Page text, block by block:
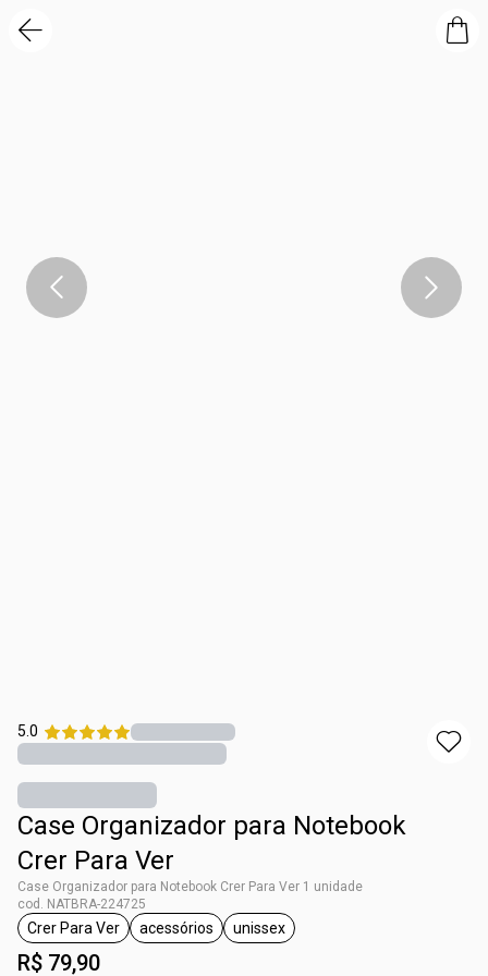
5.0
Case Organizador para Notebook
Crer Para Ver
Case Organizador para Notebook Crer Para Ver 1 unidade
cod. NATBRA-224725
etiqueta Crer Para Ver
Crer Para Ver
etiqueta acessórios
acessórios
etiqueta unissex
unissex
R$ 79,90